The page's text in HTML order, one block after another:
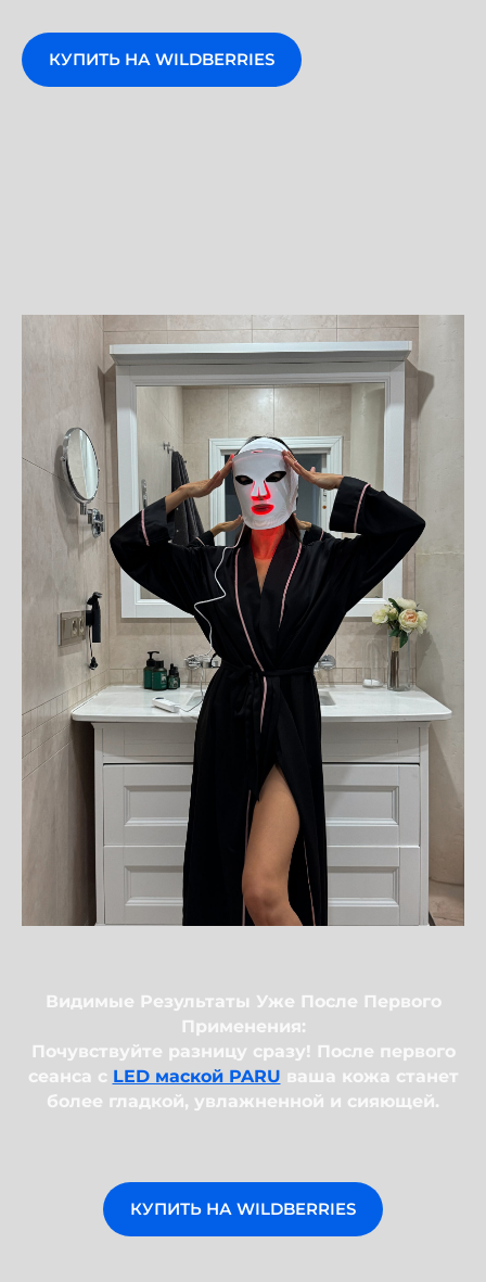
КУПИТЬ НА WILDBERRIES
Видимые Результаты Уже После Первого
Применения:
Почувствуйте разницу сразу! После первого
сеанса с LED маской PARU ваша кожа станет
более гладкой, увлажненной и сияющей.
КУПИТЬ НА WILDBERRIES